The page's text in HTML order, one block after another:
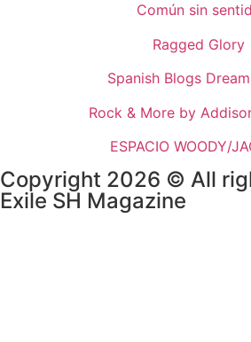
Común sin
Ragged Glory
Spanish Blogs
Rock & More by
ESPACIO WOODY/
Copyright 2026 © All
Exile SH Magazine